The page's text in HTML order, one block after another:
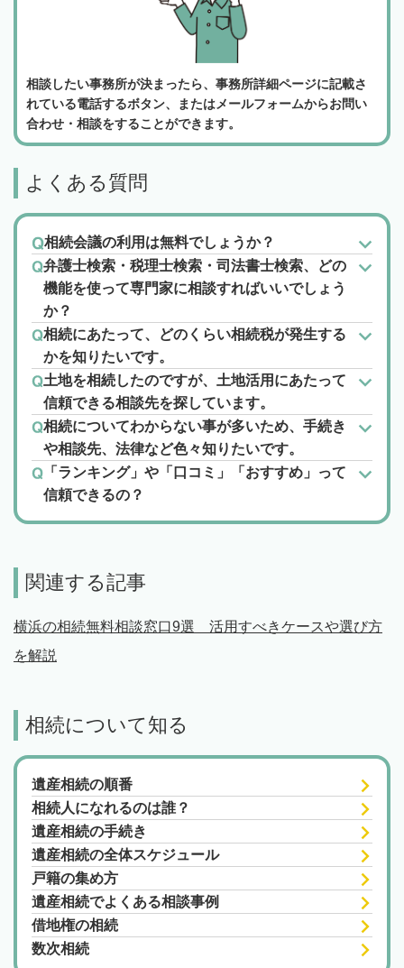
相談したい事務所が決まったら、事務所詳細ページに記載さ
れている電話するボタン、またはメールフォームからお問い
合わせ・相談をすることができます。
よくある質問
相続会議の利用は無料でしょうか？
弁護士検索・税理士検索・司法書士検索、どの
機能を使って専門家に相談すればいいでしょう
か？
相続にあたって、どのくらい相続税が発生する
かを知りたいです。
土地を相続したのですが、土地活用にあたって
信頼できる相談先を探しています。
相続についてわからない事が多いため、手続き
や相談先、法律など色々知りたいです。
「ランキング」や「口コミ」「おすすめ」って
信頼できるの？
関連する記事
横浜の相続無料相談窓口9選 活用すべきケースや選び方
を解説
相続について知る
遺産相続の順番
相続人になれるのは誰？
遺産相続の手続き
遺産相続の全体スケジュール
戸籍の集め方
遺産相続でよくある相談事例
借地権の相続
数次相続